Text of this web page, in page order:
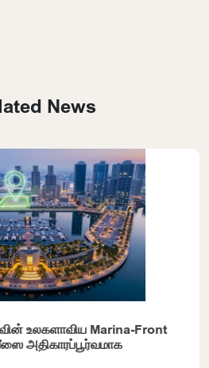
News
உலகளாவிய Marina-Front
அதிகாரப்பூர்வமாக